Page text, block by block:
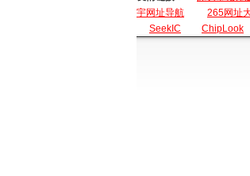
宇网址导航
265网址
SeekIC
ChipLook